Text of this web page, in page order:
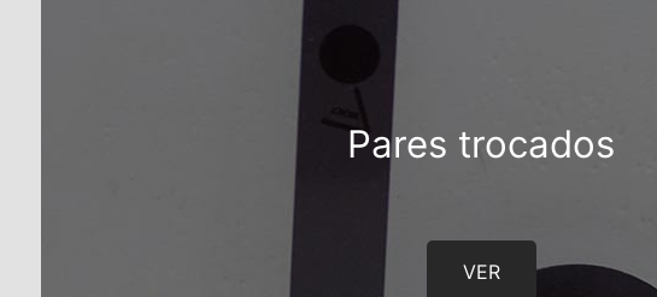
Pares trocados
VER